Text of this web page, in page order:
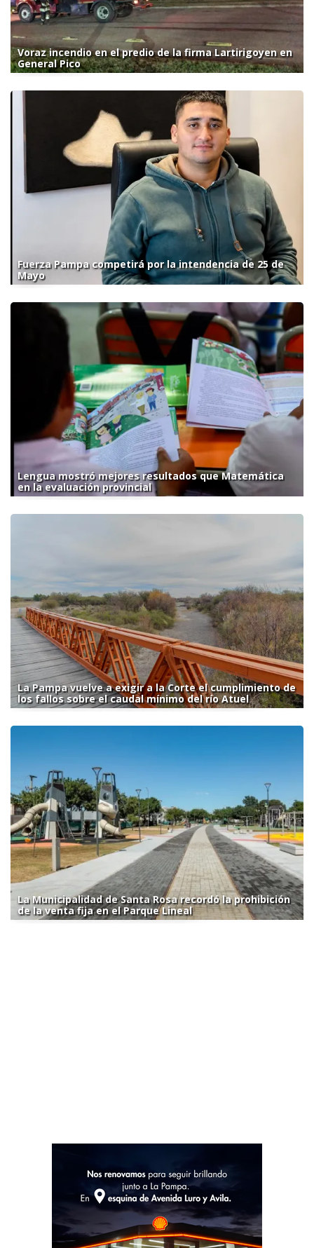
Voraz incendio en el predio de la firma Lartirigoyen en
General Pico
Fuerza Pampa competirá por la intendencia de 25 de
Mayo
Lengua mostró mejores resultados que Matemática
en la evaluación provincial
La Pampa vuelve a exigir a la Corte el cumplimiento de
los fallos sobre el caudal mínimo del río Atuel
La Municipalidad de Santa Rosa recordó la prohibición
de la venta fija en el Parque Lineal